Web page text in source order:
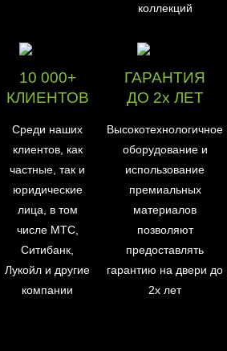
коллекций
10 000+
КЛИЕНТОВ
Среди наших
клиентов, как
частные, так и
юридические
лица, в том
числе МТС,
Ситибанк,
Лукойл и другие
компании
ГАРАНТИЯ
ДО 2х ЛЕТ
Высокотехнологичное
оборудование и
использование
премиальных
материалов
позволяют
предоставлять
гарантию на двери до
2х лет